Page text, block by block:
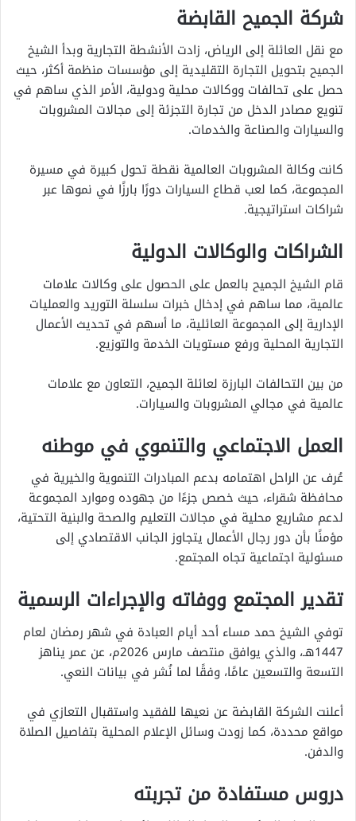
شركة الجميح القابضة
مع نقل العائلة إلى الرياض، زادت الأنشطة التجارية وبدأ الشيخ
الجميح بتحويل التجارة التقليدية إلى مؤسسات منظمة أكثر، حيث
حصل على تحالفات ووكالات محلية ودولية، الأمر الذي ساهم في
تنويع مصادر الدخل من تجارة التجزئة إلى مجالات المشروبات
والسيارات والصناعة والخدمات.
كانت وكالة المشروبات العالمية نقطة تحول كبيرة في مسيرة
المجموعة، كما لعب قطاع السيارات دورًا بارزًا في نموها عبر
شراكات استراتيجية.
الشراكات والوكالات الدولية
قام الشيخ الجميح بالعمل على الحصول على وكالات علامات
عالمية، مما ساهم في إدخال خبرات سلسلة التوريد والعمليات
الإدارية إلى المجموعة العائلية، ما أسهم في تحديث الأعمال
التجارية المحلية ورفع مستويات الخدمة والتوزيع.
من بين التحالفات البارزة لعائلة الجميح، التعاون مع علامات
عالمية في مجالي المشروبات والسيارات.
العمل الاجتماعي والتنموي في موطنه
عُرف عن الراحل اهتمامه بدعم المبادرات التنموية والخيرية في
محافظة شقراء، حيث خصص جزءًا من جهوده وموارد المجموعة
لدعم مشاريع محلية في مجالات التعليم والصحة والبنية التحتية،
مؤمنًا بأن دور رجال الأعمال يتجاوز الجانب الاقتصادي إلى
مسئولية اجتماعية تجاه المجتمع.
تقدير المجتمع ووفاته والإجراءات الرسمية
توفي الشيخ حمد مساء أحد أيام العبادة في شهر رمضان لعام
1447هـ، والذي يوافق منتصف مارس 2026م، عن عمر يناهز
التسعة والتسعين عامًا، وفقًا لما نُشر في بيانات النعي.
أعلنت الشركة القابضة عن نعيها للفقيد واستقبال التعازي في
مواقع محددة، كما زودت وسائل الإعلام المحلية بتفاصيل الصلاة
والدفن.
دروس مستفادة من تجربته